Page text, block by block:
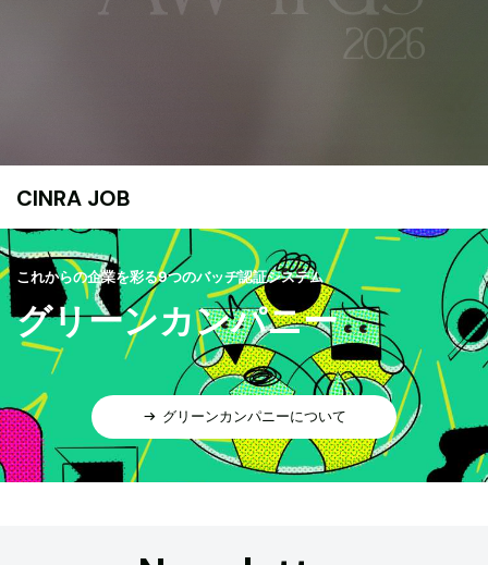
CINRA JOB
これからの企業を彩る9つのバッヂ認証システム
グリーンカンパニー
グリーンカンパニーについて